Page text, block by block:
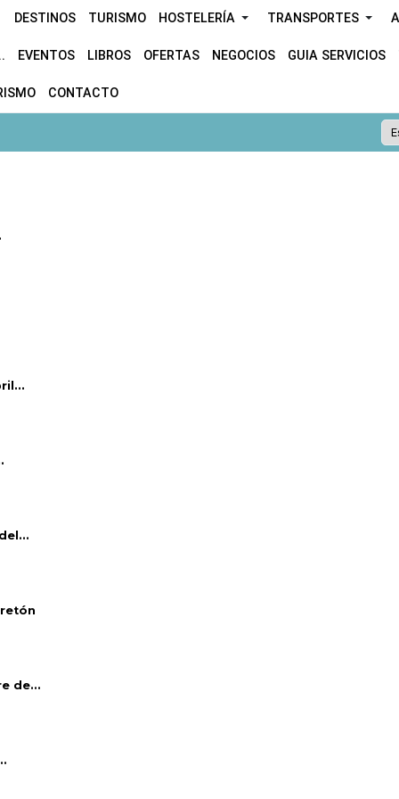
DESTINOS TURISMO HOSTELERÍA TRANSPORTES
EVENTOS LIBROS OFERTAS NEGOCIOS GUIA SERVICIOS
CONTACTO
de...